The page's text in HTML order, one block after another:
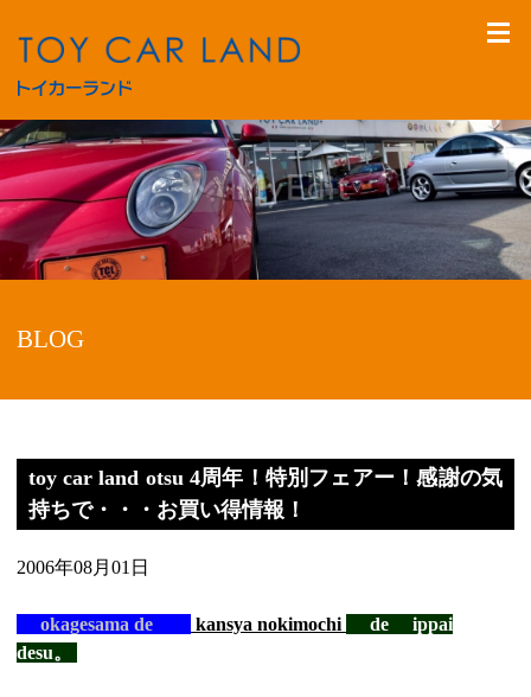
BLOG
toy car land otsu 4周年！特別フェアー！感謝の気
持ちで・・・お買い得情報！
2006年08月01日
okagesama de kansya nokimochi
de ippai
desu。